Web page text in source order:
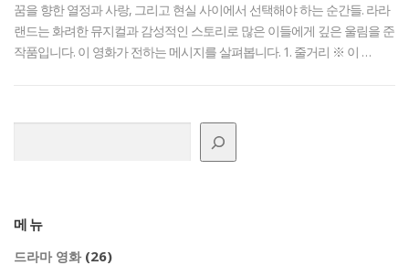
꿈을 향한 열정과 사랑, 그리고 현실 사이에서 선택해야 하는 순간들. 라라
랜드는 화려한 뮤지컬과 감성적인 스토리로 많은 이들에게 깊은 울림을 준
작품입니다. 이 영화가 전하는 메시지를 살펴봅니다. 1. 줄거리 ※ 이 …
메뉴
드라마 영화(26)